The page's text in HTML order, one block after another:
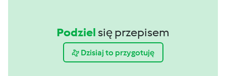
Podziel się przepisem
Dzisiaj to przygotuję